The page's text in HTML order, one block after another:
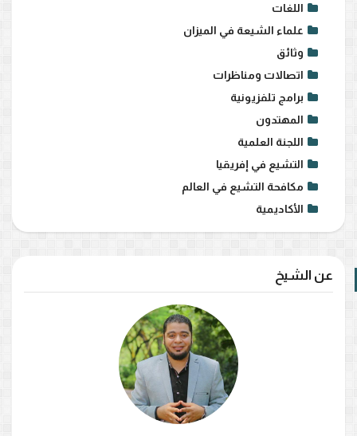
اللغات
علماء الشيعة في الميزان
وثائق
اتصالات ومناظرات
برامج تلفزيونية
المهتدون
اللجنة العلمية
التشيع في إفريقيا
مكافحة التشيع في العالم
الأكاديمية
عن الشيخ